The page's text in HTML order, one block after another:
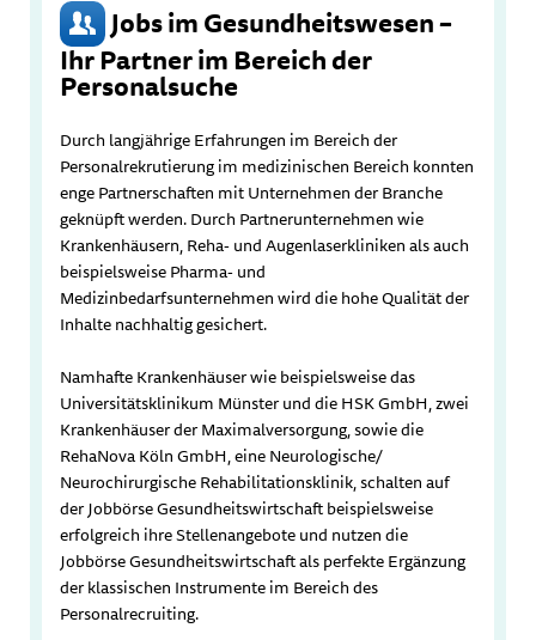
Jobs im Gesundheitswesen –
Ihr Partner im Bereich der
Personalsuche
Durch langjährige Erfahrungen im Bereich der
Personalrekrutierung im medizinischen Bereich konnten
enge Partnerschaften mit Unternehmen der Branche
geknüpft werden. Durch Partnerunternehmen wie
Krankenhäusern, Reha- und Augenlaserkliniken als auch
beispielsweise Pharma- und
Medizinbedarfsunternehmen wird die hohe Qualität der
Inhalte nachhaltig gesichert.
Namhafte Krankenhäuser wie beispielsweise das
Universitätsklinikum Münster und die HSK GmbH, zwei
Krankenhäuser der Maximalversorgung, sowie die
RehaNova Köln GmbH, eine Neurologische/
Neurochirurgische Rehabilitationsklinik, schalten auf
der Jobbörse Gesundheitswirtschaft beispielsweise
erfolgreich ihre Stellenangebote und nutzen die
Jobbörse Gesundheitswirtschaft als perfekte Ergänzung
der klassischen Instrumente im Bereich des
Personalrecruiting.